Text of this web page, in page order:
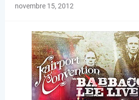
novembre 15, 2012